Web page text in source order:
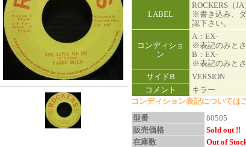
LABEL
ROCKERS（JA
※書き込み、
認下さい。
コンディショ
ン
A：EX-
※表記のみとさ
B：EX-
※表記のみとさ
サイドB
VERSION
コメント
キラー
コンディション表記については
型番
80505
販売価格
Sold out !!
在庫数
Out of